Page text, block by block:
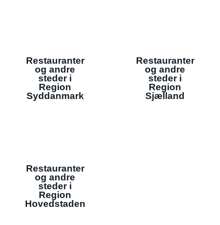
Restauranter
og andre
steder i
Region
Syddanmark
Restauranter
og andre
steder i
Region
Sjælland
Restauranter
og andre
steder i
Region
Hovedstaden